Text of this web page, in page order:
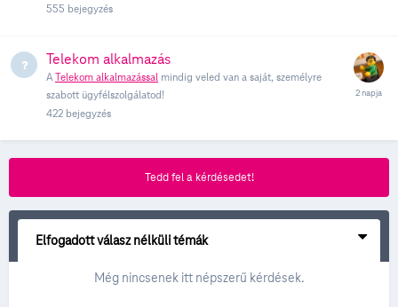
555 bejegyzés
Telekom alkalmazás
A Telekom alkalmazással mindig veled van a saját, személyre
szabott ügyfélszolgálatod!
422 bejegyzés
Tedd fel a kérdésedet!
Elfogadott válasz nélküli témák
Még nincsenek itt népszerű kérdések.